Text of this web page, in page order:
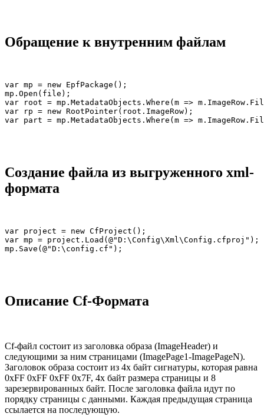
Обращение к внутренним файлам
var mp = new EpfPackage();
mp.Open(file);
var root = mp.MetadataObjects.Where(m =>
var rp = new RootPointer(root.ImageRow);
Создание файла из выгруженного xml-
формата
var project = new CfProject();
var mp = project.Load(@"D:\Config\Xml\Config.cfproj");
Описание Cf-Формата
Cf-файл состоит из заголовка образа (ImageHeader) и
следующими за ним страницами (ImagePage1-ImagePageN).
Заголовок образа состоит из 4х байт сигнатуры, которая равна
0xFF 0xFF 0xFF 0x7F, 4х байт размера страницы и 8
зарезервированных байт. После заголовка файла идут по
порядку страницы с данными. Каждая предыдущая страница
ссылается на последующую.